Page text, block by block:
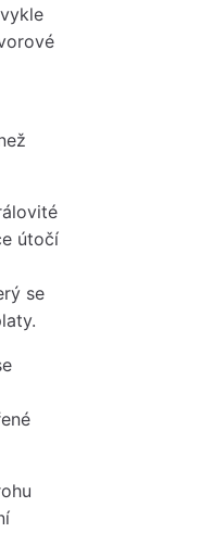
útočí
se